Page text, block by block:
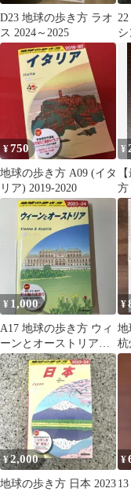
D23 地球の歩き方 ラオ
ス 2024～2025
シ
¥750
地球の歩き方 A09 (イタ
リア) 2019-2020
¥
方
～
¥ 1,000
A17 地球の歩き方 ウィ
ーンとオーストリア
2023～2024
¥
地
杭
版
¥2,000
地球の歩き方 日本 2023
¥